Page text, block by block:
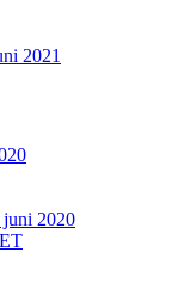
2021
2020